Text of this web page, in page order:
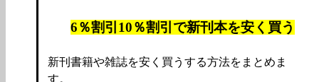
6％割引10％割引で新刊本を安く買う
新刊書籍や雑誌を安く買うする方法をまとめま
す。